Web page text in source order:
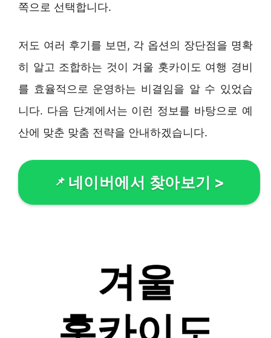
쪽으로 선택합니다.
저도 여러 후기를 보면, 각 옵션의 장단점을 명확
히 알고 조합하는 것이 겨울 홋카이도 여행 경비
를 효율적으로 운영하는 비결임을 알 수 있었습
니다. 다음 단계에서는 이런 정보를 바탕으로 예
산에 맞춘 맞춤 전략을 안내하겠습니다.
네이버에서 찾아보기 >